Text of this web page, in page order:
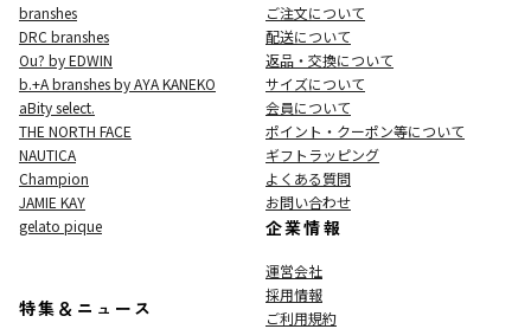
branshes
DRC branshes
Ou? by EDWIN
b.+A branshes by AYA KANEKO
aBity select.
THE NORTH FACE
NAUTICA
Champion
JAMIE KAY
gelato pique
特集＆ニュース
ご注文について
配送について
返品・交換について
サイズについて
会員について
ポイント・クーポン等について
ギフトラッピング
よくある質問
お問い合わせ
企業情報
運営会社
採用情報
ご利用規約